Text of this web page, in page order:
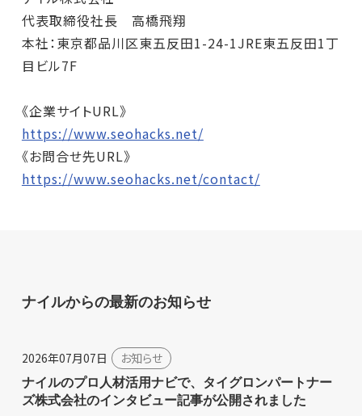
代表取締役社長 高橋飛翔
本社：東京都品川区東五反田1-24-1JRE東五反田1丁
目ビル7F
《企業サイトURL》
https://www.seohacks.net/
《お問合せ先URL》
https://www.seohacks.net/contact/
ナイルからの最新のお知らせ
2026年07月07日 お知らせ
ナイルのプロ人材活用ナビで、タイグロンパートナー
ズ株式会社のインタビュー記事が公開されました